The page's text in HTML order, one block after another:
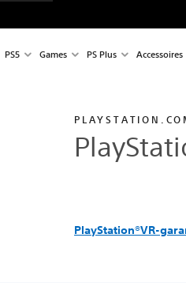
PS5 Games PS Plus Accessoires
PlayStation®VR-